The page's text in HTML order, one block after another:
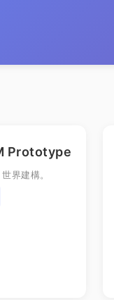
Prototype
界建構。